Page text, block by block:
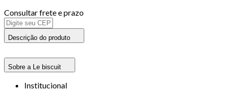
Consultar frete e prazo
Descrição do produto
Sobre a Le biscuit
Institucional